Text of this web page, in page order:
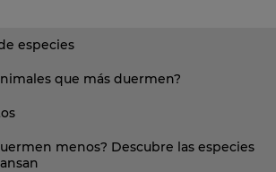
especies
que más duermen?
menos? Descubre las especies